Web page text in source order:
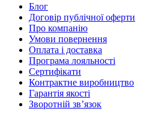
Блог
Договір публічної оферти
Про компанію
Умови повернення
Оплата і доставка
Програма лояльності
Cертифікати
Контрактне виробництво
Гарантія якості
Зворотній зв’язок